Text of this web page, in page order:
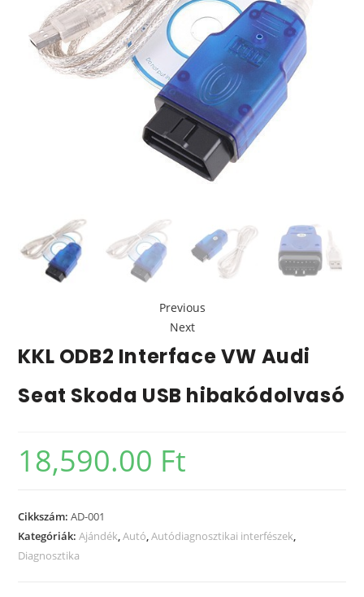
Previous
Next
KKL ODB2 Interface VW Audi
Seat Skoda USB hibakódolvasó
18,590.00 Ft
Cikkszám:AD-001
Kategóriák:Ajándék,Autó,Autódiagnosztikai interfészek,
Diagnosztika